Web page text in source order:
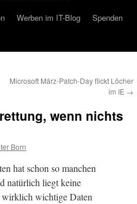
Werben im IT-Blog
Spenden
Microsoft März-Patch-Day flickt Löcher
im IE →
wenn nichts
Born
hat schon so manchen
natürlich liegt keine
wirklich wichtige Daten